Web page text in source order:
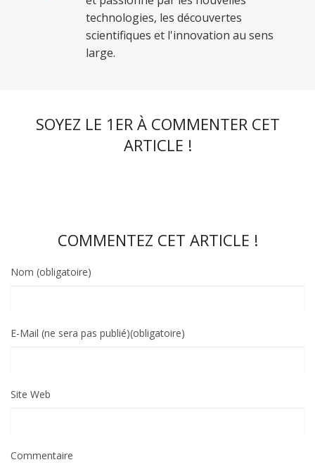
technologies, les découvertes
scientifiques et l'innovation au sens
large.
SOYEZ LE 1ER À COMMENTER CET
ARTICLE !
COMMENTEZ CET ARTICLE !
Nom (obligatoire)
E-Mail (ne sera pas publié)(obligatoire)
Site Web
Commentaire